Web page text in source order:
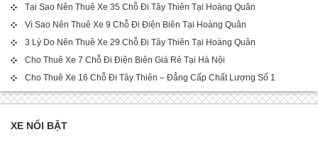
Tại Sao Nên Thuê Xe 35 Chỗ Đi Tây Thiên Tại Hoàng Quân
Vì Sao Nên Thuê Xe 9 Chỗ Đi Điện Biên Tại Hoàng Quân
3 Lý Do Nên Thuê Xe 29 Chỗ Đi Tây Thiên Tại Hoàng Quân
Cho Thuê Xe 7 Chỗ Đi Điện Biên Giá Rẻ Tại Hà Nội
Cho Thuê Xe 16 Chỗ Đi Tây Thiên – Đẳng Cấp Chất Lượng Số 1
XE NỔI BẬT